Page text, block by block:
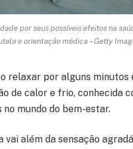
por seus possíveis efeitos na
e orientação médica – Getty
relaxar por alguns minutos
de calor e frio, conhecida
mundo do bem-estar.
além da sensação